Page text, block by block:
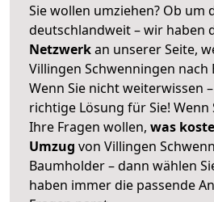
Sie wollen umziehen? Ob um
deutschlandweit – wir haben
Netzwerkan unserer Seite,
Villingen Schwenningen
Wenn Sie nicht weiterwissen
richtige Lösung für Sie!
Ihre Fragen wollen, was
Umzug von Villingen
Baumholder – dann wählen
haben immer die passende